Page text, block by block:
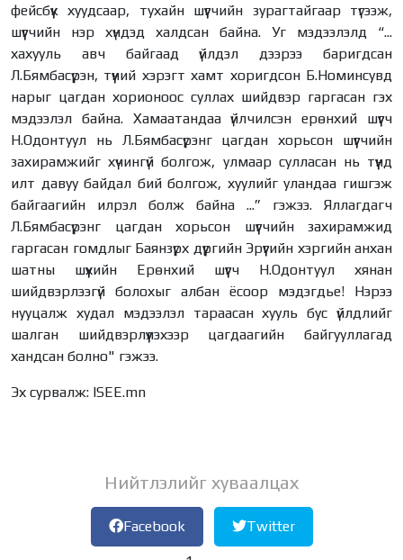
фейсбүүк хуудсаар, тухайн шүүгчийн зурагтайгаар түгээж,
шүүгчийн нэр хүндэд халдсан байна. Уг мэдээлэлд “...
хахууль авч байгаад үйлдэл дээрээ баригдсан
Л.Бямбасүрэн, түүний хэрэгт хамт хоригдсон Б.Номинсувд
нарыг цагдан хорионоос суллах шийдвэр гаргасан гэх
мэдээлэл байна. Хамаатандаа үйлчилсэн ерөнхий шүүгч
Н.Одонтуул нь Л.Бямбасүрэнг цагдан хорьсон шүүгчийн
захирамжийг хүчингүй болгож, улмаар сулласан нь түүнд
илт давуу байдал бий болгож, хуулийг уландаа гишгэж
байгаагийн илрэл болж байна ...” гэжээ. Яллагдагч
Л.Бямбасүрэнг цагдан хорьсон шүүгчийн захирамжид
гаргасан гомдлыг Баянзүрх дүүргийн Эрүүгийн хэргийн анхан
шатны шүүхийн Ерөнхий шүүгч Н.Одонтуул хянан
шийдвэрлээгүй болохыг албан ёсоор мэдэгдье! Нэрээ
нууцалж худал мэдээлэл тараасан хууль бус үйлдлийг
шалган шийдвэрлүүлэхээр цагдаагийн байгууллагад
хандсан болно" гэжээ.
Эх сурвалж: ISEE.mn
Нийтлэлийг хуваалцах
Facebook Twitter